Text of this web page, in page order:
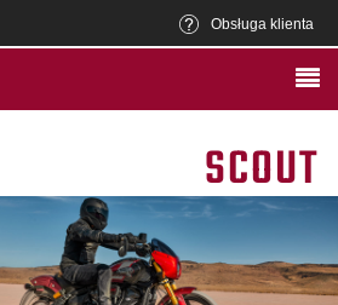
Obsługa klienta
SCOUT